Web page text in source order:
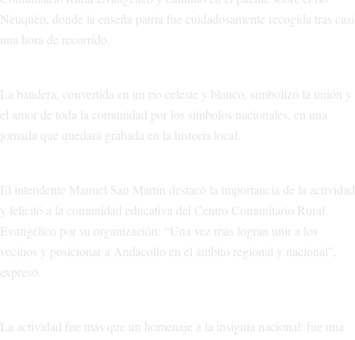
Neuquén, donde la enseña patria fue cuidadosamente recogida tras casi
una hora de recorrido.
La bandera, convertida en un río celeste y blanco, simbolizó la unión y
el amor de toda la comunidad por los símbolos nacionales, en una
jornada que quedará grabada en la historia local.
El intendente Manuel San Martín destacó la importancia de la actividad
y felicitó a la comunidad educativa del Centro Comunitario Rural
Evangélico por su organización: “Una vez más logran unir a los
vecinos y posicionar a Andacollo en el ámbito regional y nacional”,
expresó.
La actividad fue más que un homenaje a la insignia nacional: fue una